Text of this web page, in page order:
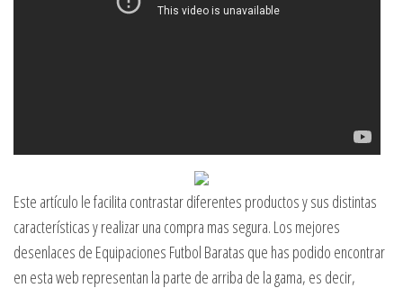
Este artículo le facilita contrastar diferentes productos y sus distintas
características y realizar una compra mas segura. Los mejores
desenlaces de Equipaciones Futbol Baratas que has podido encontrar
en esta web representan la parte de arriba de la gama, es decir,